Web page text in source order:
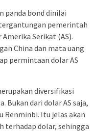
panda bond dinilai
pemerintah
Serikat (AS).
China dan mata uang
permintaan dolar AS
diversifikasi
Bukan dari dolar AS saja,
Renminbi. Itu jelas akan
terhadap dolar, sehingga